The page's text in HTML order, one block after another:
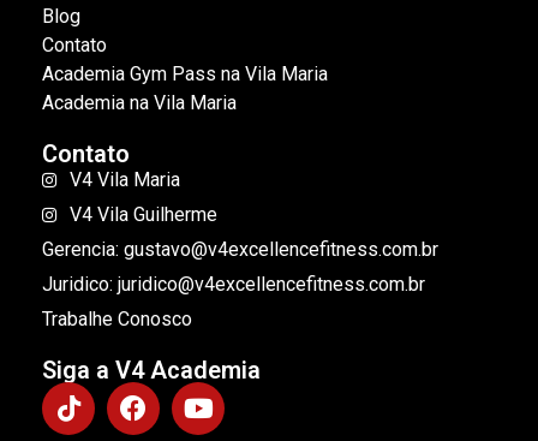
Blog
Contato
Academia Gym Pass na Vila Maria
Academia na Vila Maria
Contato
V4 Vila Maria
V4 Vila Guilherme
Gerencia: gustavo@v4excellencefitness.com.br
Juridico: juridico@v4excellencefitness.com.br
Trabalhe Conosco
Siga a V4 Academia